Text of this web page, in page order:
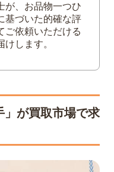
ヤケ」の度合い
（コンプリート
！少しでも高く
解説書は「セッ
「無理にお手入
が、お品物一つひ
基づいた的確な評
ご依頼いただける
します。
」が買取市場で求